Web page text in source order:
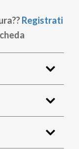
Registrati